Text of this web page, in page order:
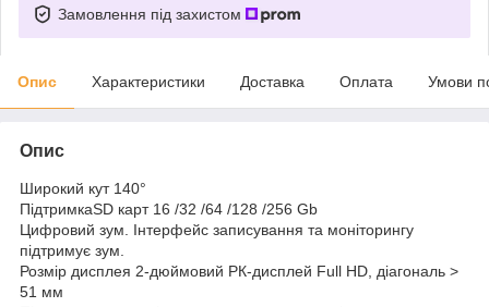
Замовлення під захистом
Опис Характеристики Доставка Оплата Умови
Опис
Широкий кут 140°
ПідтримкаSD карт 16 /32 /64 /128 /256 Gb
Цифровий зум. Інтерфейс записування та моніторингу
підтримує зум.
Розмір дисплея 2-дюймовий РК-дисплей Full HD, діагональ >
51 мм